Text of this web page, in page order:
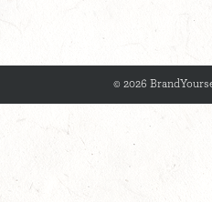
© 2026